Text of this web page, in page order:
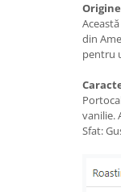
din
pentru
vanilie.
Sfat: